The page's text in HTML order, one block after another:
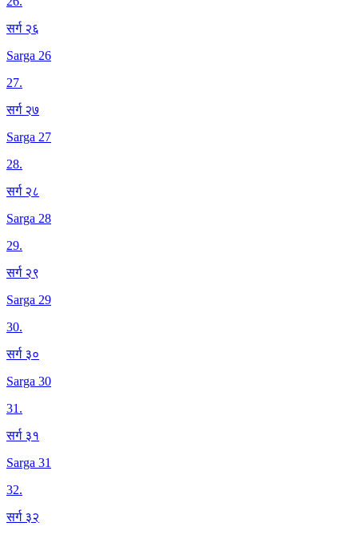
सर्ग २६
Sarga 26
27.
सर्ग २७
Sarga 27
28.
सर्ग २८
Sarga 28
29.
सर्ग २९
Sarga 29
30.
सर्ग ३०
Sarga 30
31.
सर्ग ३१
Sarga 31
32.
सर्ग ३२